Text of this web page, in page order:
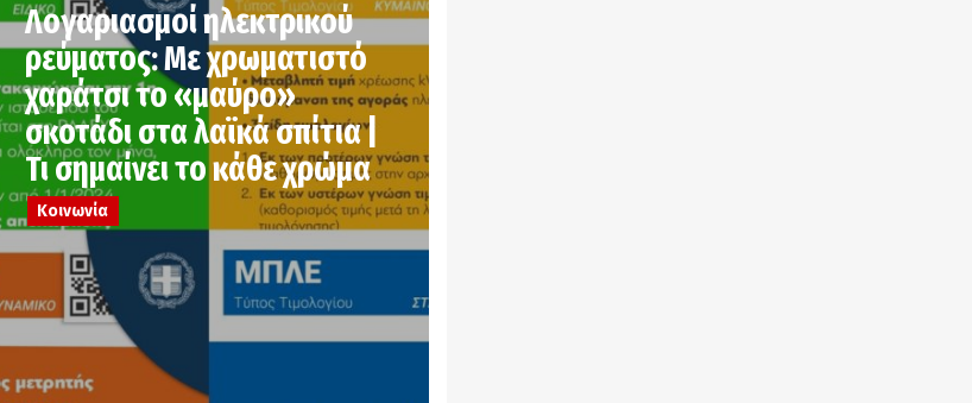
Λογαριασμοί ηλεκτρικού
ρεύματος: Με χρωματιστό
χαράτσι το «μαύρο»
σκοτάδι στα λαϊκά σπίτια |
Τι σημαίνει το κάθε χρώμα
Κοινωνία